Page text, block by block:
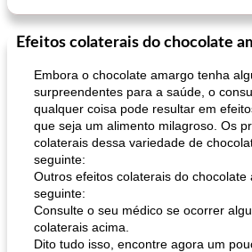
Efeitos colaterais do chocolate
Embora o chocolate amargo tenha
surpreendentes para a saúde, o
qualquer coisa pode resultar em
que seja um alimento milagroso. Os
colaterais dessa variedade de
seguinte:
Outros efeitos colaterais do chocolate
seguinte:
Consulte o seu médico se ocorrer
colaterais acima.
Dito tudo isso, encontre agora um